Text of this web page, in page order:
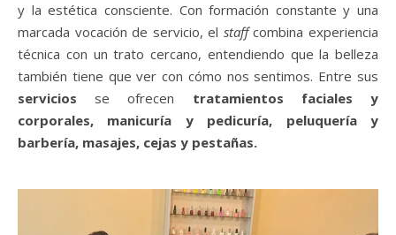
y la estética consciente. Con formación constante y una
marcada vocación de servicio, el staffcombina experiencia
técnica con un trato cercano, entendiendo que la belleza
también tiene que ver con cómo nos sentimos. Entre sus
servicios se ofrecen tratamientos faciales y
corporales, manicuría y pedicuría, peluquería y
barbería, masajes, cejas y pestañas.